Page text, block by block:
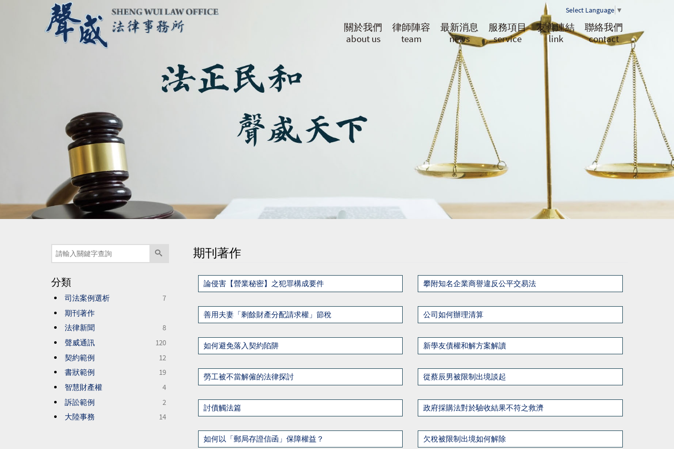
Select Language ▼
關於我們
about us
律師陣容
team
最新消息
news
服務項目
service
友善連結
link
聯絡我們
contact
分類
司法案例選析
7
期刊著作
法律新聞
8
聲威通訊
120
契約範例
12
書狀範例
19
智慧財產權
4
訴訟範例
2
大陸事務
14
期刊著作
論侵害【營業秘密】之犯罪構成要件 攀附知名企業商譽違反公平交易法
善用夫妻「剩餘財產分配請求權」節稅 公司如何辦理清算
如何避免落入契約陷阱 新學友債權和解方案解讀
勞工被不當解僱的法律探討 從蔡辰男被限制出境談起
討債觸法篇 政府採購法對於驗收結果不符之救濟
如何以「郵局存證信函」保障權益？ 欠稅被限制出境如何解除